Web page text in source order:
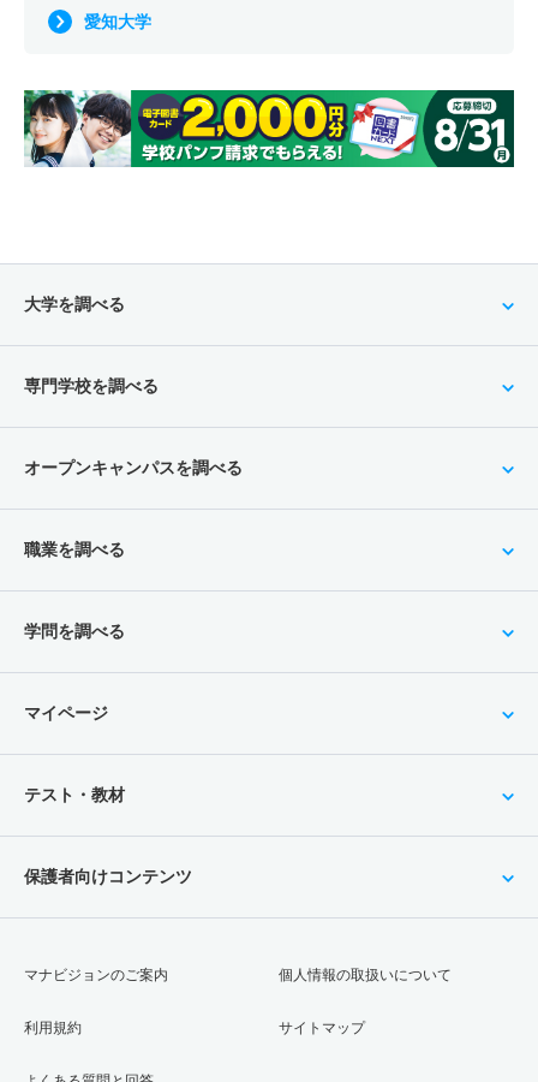
愛知大学
大学を調べる
専門学校を調べる
オープンキャンパスを調べる
職業を調べる
学問を調べる
マイページ
テスト・教材
保護者向けコンテンツ
マナビジョンのご案内
利用規約
個人情報の取扱いについて
サイトマップ